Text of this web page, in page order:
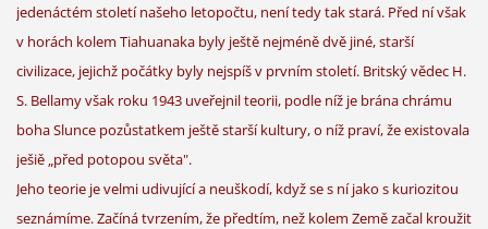
jedenáctém století našeho letopočtu, není tedy tak stará. Před ní však
v horách kolem Tiahuanaka byly ještě nejméně dvě jiné, starší
civilizace, jejichž počátky byly nejspíš v prvním století. Britský vědec H.
S. Bellamy však roku 1943 uveřejnil teorii, podle níž je brána chrámu
boha Slunce pozůstatkem ještě starší kultury, o níž praví, že existovala
ješiě „před potopou světa".
Jeho teorie je velmi udivující a neuškodí, když se s ní jako s kuriozitou
seznámíme. Začíná tvrzením, že předtím, než kolem Země začal kroužit